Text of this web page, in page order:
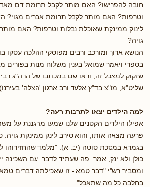
חובה להפרישו? האם מותר לקבל תרומת דם
וטרפות? האם מותר לקבל תרומת אברים מגוי?
לינוק ממינקת שאוכלת נבלות וטרפות? האם מותר
גויה?
הנושא ארוך ומורכב ורבים מפוסקי ההלכה עסקו
בספרי ויאמר שמואל בענין משלוח מנות בפורים
שזקוק למאכל זה, וראו שם במכתבו של הרה"ג
שליט"א, מו"צ בד"ץ אלעד ורב ארגון 'הצלה' בעירנו).
למה הילדים יצאו לתרבות רעה?
אפילו הילדים הקטנים שלנו שמעו מהגננת על
פרעה מצאה אותו, והוא סירב לינק ממינקת גויה.
בגמרא במסכת סוטה (יב, א). "מלמד שהחזירוהו
כולן ולא ינק, אמר: פה שעתיד לדבר עם השכינה
ומסביר רש"י "דבר טמא - זו שאכילתה דברים
בחלבה כל מה שתאכל".